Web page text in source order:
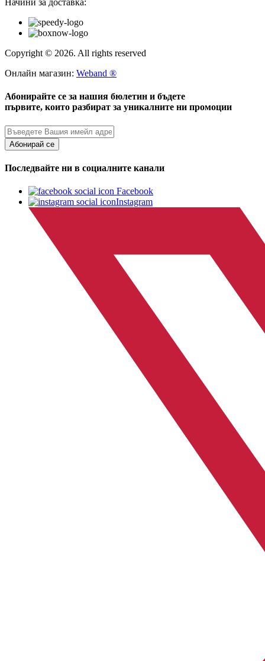
Начини за доставка:
Copyright © 2026. All rights reserved
Онлайн магазин: Weband ®
Абонирайте се за нашия бюлетин и бъдете
първите, които разбират за уникалните ни промоции
Абонирай се
Последвайте ни в социалните канали
Facebook
Instagram